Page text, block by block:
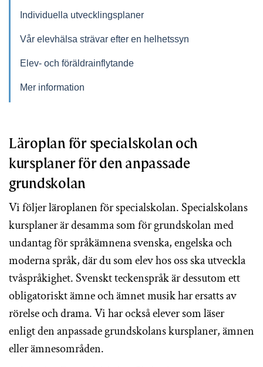
Individuella utvecklingsplaner
Vår elevhälsa strävar efter en helhetssyn
Elev- och föräldrainflytande
Mer information
Läroplan för specialskolan och
kursplaner för den anpassade
grundskolan
Vi följer läroplanen för specialskolan. Specialskolans
kursplaner är desamma som för grundskolan med
undantag för språkämnena svenska, engelska och
moderna språk, där du som elev hos oss ska utveckla
tvåspråkighet. Svenskt teckenspråk är dessutom ett
obligatoriskt ämne och ämnet musik har ersatts av
rörelse och drama. Vi har också elever som läser
enligt den anpassade grundskolans kursplaner, ämnen
eller ämnesområden.